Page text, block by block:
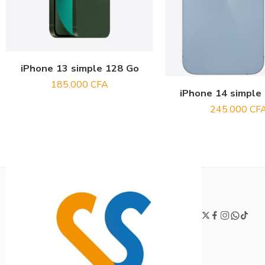
iPhone 13 simple 128 Go
185.000 CFA
iPhone 14 simple
245.000